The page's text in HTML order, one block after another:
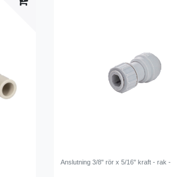
Anslutning 3/8" rör x 5/16" kraft - rak -